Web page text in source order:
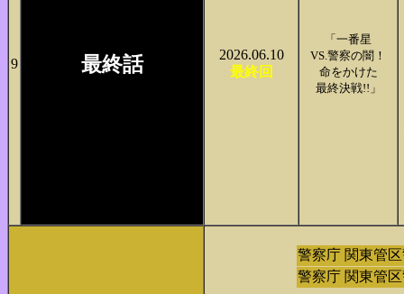
9 最終話
2026.06.10
最終回
「一番星
VS.警察の闇！
命をかけた
最終決戦!!」
警察庁 関東管
警察庁 関東管